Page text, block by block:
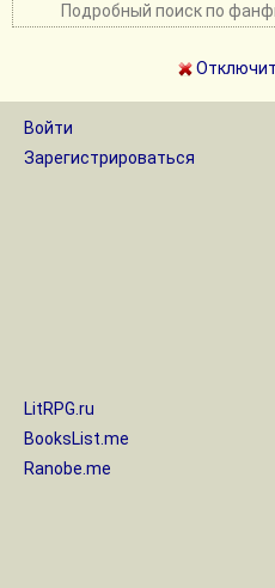
Подробный поиск по
Войти
Зарегистрироваться
LitRPG.ru
BooksList.me
Ranobe.me